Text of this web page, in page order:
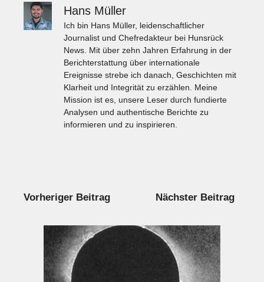
Hans Müller
Ich bin Hans Müller, leidenschaftlicher
Journalist und Chefredakteur bei Hunsrück
News. Mit über zehn Jahren Erfahrung in der
Berichterstattung über internationale
Ereignisse strebe ich danach, Geschichten mit
Klarheit und Integrität zu erzählen. Meine
Mission ist es, unsere Leser durch fundierte
Analysen und authentische Berichte zu
informieren und zu inspirieren.
Vorheriger Beitrag Nächster Beitrag